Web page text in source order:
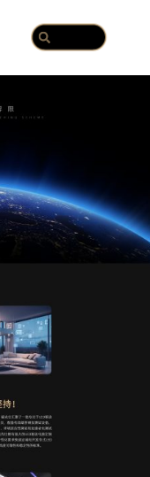
SearchSearch